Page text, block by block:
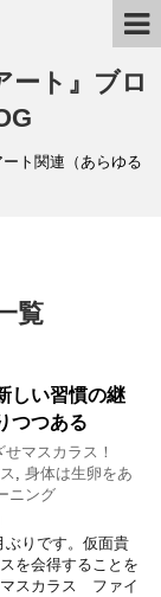
ート』ブロ
ト関連（あらゆる
覧
しい習慣の継
つつある
せマスカラス！
身体は生卵をあ
ニング
ぶりです。仮面貴
を会得することを
スカラス ファイ